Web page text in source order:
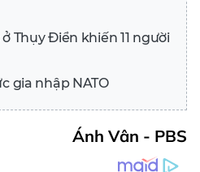
Thụy Điển khiến 11 người
gia nhập NATO
Ánh Vân - PBS